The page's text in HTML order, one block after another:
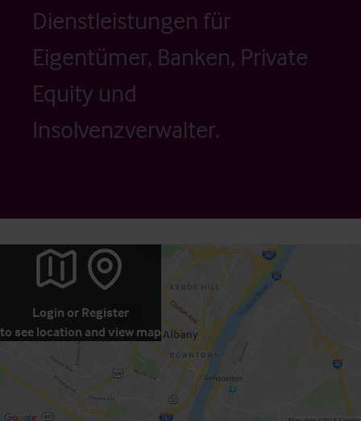
Dienstleistungen für
Eigentümer, Banken, Private
Equity und
Insolvenzverwalter.
Login or Register
to see location and view map